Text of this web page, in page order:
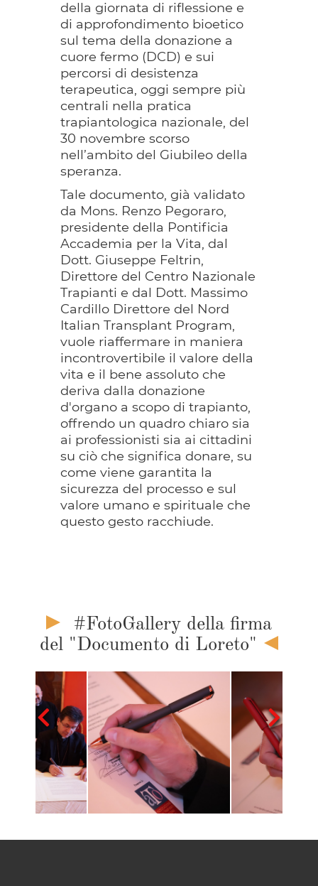
della giornata di riflessione e
di approfondimento bioetico
sul tema della donazione a
cuore fermo (DCD) e sui
percorsi di desistenza
terapeutica, oggi sempre più
centrali nella pratica
trapiantologica nazionale, del
30 novembre scorso
nell’ambito del Giubileo della
speranza.
Tale documento, già validato
da Mons. Renzo Pegoraro,
presidente della Pontificia
Accademia per la Vita, dal
Dott. Giuseppe Feltrin,
Direttore del Centro Nazionale
Trapianti e dal Dott. Massimo
Cardillo Direttore del Nord
Italian Transplant Program,
vuole riaffermare in maniera
incontrovertibile il valore della
vita e il bene assoluto che
deriva dalla donazione
d'organo a scopo di trapianto,
offrendo un quadro chiaro sia
ai professionisti sia ai cittadini
su ciò che significa donare, su
come viene garantita la
sicurezza del processo e sul
valore umano e spirituale che
questo gesto racchiude.
#FotoGallery della firma
del "Documento di Loreto"